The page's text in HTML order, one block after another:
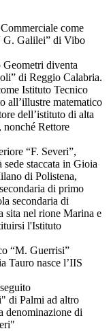
come
G. Galilei” di Vibo
Geometri diventa
di Reggio Calabria.
Istituto Tecnico
all’illustre matematico
dell’istituto di alta
nonché Rettore
“F. Severi”,
staccata in Gioia
di Polistena,
di primo
secondaria di
sita nel rione Marina e
l'Istituto
“M. Guerrisi”
Tauro nasce l’IIS
di Palmi ad altro
denominazione di